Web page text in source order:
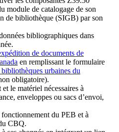
module de catalogage de son
de bibliothèque (SIGB) par son
bibliographiques dans
de documents de
en remplissant le formulaire
urbaines du
obligatoire).
le matériel nécessaires à
enveloppes ou sacs d’envoi,
du PEB et à
CBQ.